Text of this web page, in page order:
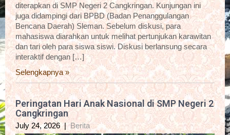
diterapkan di SMP Negeri 2 Cangkringan. Kunjungan ini
juga didampingi dari BPBD (Badan Penanggulangan
Bencana Daerah) Sleman. Sebelum diskusi, para
mahasiswa diarahkan untuk melihat pertunjukan karawitan
dan tari oleh para siswa siswi. Diskusi berlansung secara
interaktif dengan […]
Selengkapnya »
Peringatan Hari Anak Nasional di SMP Negeri 2
Cangkringan
July 24, 2026 |Berita